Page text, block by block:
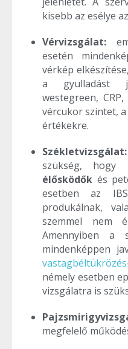
kisebb az esélye
Vérvizsgálat:
esetén
vérkép
a gyulladást
westegreen,
vércukor szintet,
értékekre.
Székletvizsgálat:
szükség, hogy
élősködők és
esetben az
produkálnak,
szemmel nem
Amennyiben a
mindenképpen
vastagbéltükrözés
némely esetben
vizsgálatra is
megfelelő